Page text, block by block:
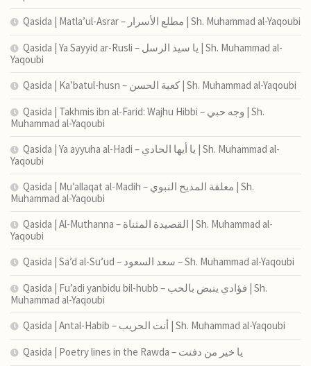
Qasida | Matla’ul-Asrar – مطلع الأسرار | Sh. Muhammad al-Yaqoubi
Qasida | Ya Sayyid ar-Rusli – يا سيد الرسل | Sh. Muhammad al-
Yaqoubi
Qasida | Ka’batul-husn – كعبة الحسن | Sh. Muhammad al-Yaqoubi
Qasida | Takhmis ibn al-Farid: Wajhu Hibbi – وجه حبي | Sh.
Muhammad al-Yaqoubi
Qasida | Ya ayyuha al-Hadi – يا أيها الحادي | Sh. Muhammad al-
Yaqoubi
Qasida | Mu’allaqat al-Madih – معلقة المديح النبوي | Sh.
Muhammad al-Yaqoubi
Qasida | Al-Muthanna – القصيدة المثناة | Sh. Muhammad al-
Yaqoubi
Qasida | Sa’d al-Su’ud – سعد السعود – Sh. Muhammad al-Yaqoubi
Qasida | Fu’adi yanbidu bil-hubb – فؤادي ينبض بالحب | Sh.
Muhammad al-Yaqoubi
Qasida | Antal-Habib – أنت الحريب | Sh. Muhammad al-Yaqoubi
Qasida | Poetry lines in the Rawda – يا خير من دفنت